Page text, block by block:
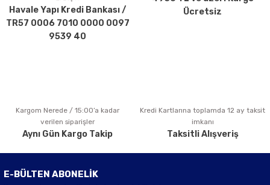
Ürün fiyatı diğer sitelerden daha pahalı.
Bu ürüne benzer farklı alternatifler olmalı.
Gönder
Havale Yapı Kredi Bankası /
TR57 0006 7010 0000 0097
9539 40
Ücretsiz
Kargom Nerede / 15:00’a kadar
verilen siparişler
Aynı Gün Kargo Takip
Kredi Kartlarına toplamda 12 ay taksit
imkanı
Taksitli Alışveriş
E-BÜLTEN ABONELİK